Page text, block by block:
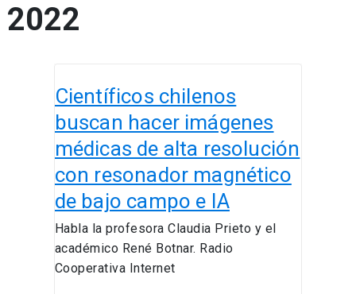
2022
Científicos chilenos
buscan hacer imágenes
médicas de alta resolución
con resonador magnético
de bajo campo e IA
Habla la profesora Claudia Prieto y el
académico René Botnar. Radio
Cooperativa Internet
chilenos
buscan
hacer
imágenes
médicas
de
alta
resolución
con
resonador